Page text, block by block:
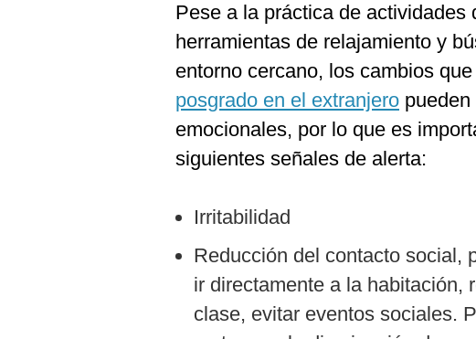
Pese a la práctica de
herramientas de relajamiento y
entorno cercano, los cambios
posgrado en el extranjero
emocionales, por lo que es
siguientes señales de alerta:
Irritabilidad
Reducción del contacto social,
ir directamente a la habitación,
clase, evitar eventos sociales.